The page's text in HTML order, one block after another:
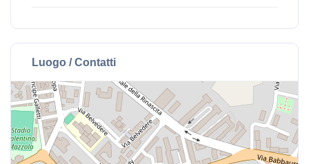
Luogo / Contatti